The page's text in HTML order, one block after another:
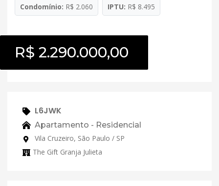
Condomínio: R$ 2.060 IPTU: R$ 8.495
R$ 2.290.000,00
L6JWK
Apartamento - Residencial
Vila Cruzeiro, São Paulo / SP
The Gift Granja Julieta